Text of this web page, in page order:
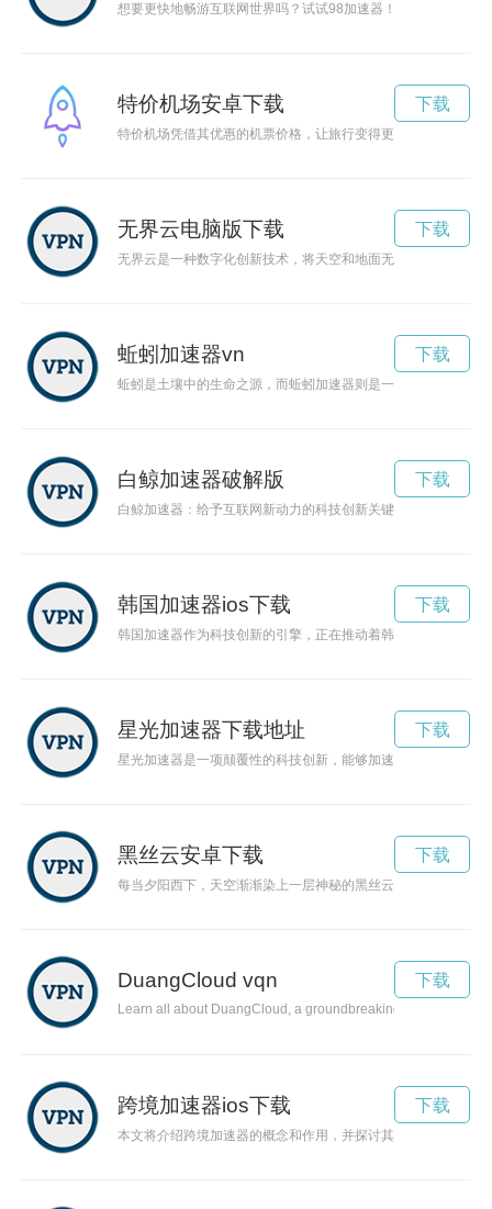
想要更快地畅游互联网世界吗？试试98加速器！它可以帮助您
特价机场安卓下载
特价机场凭借其优惠的机票价格，让旅行变得更加实惠和轻松
下载
无界云电脑版下载
无界云是一种数字化创新技术，将天空和地面无缝连接起来，
下载
蚯蚓加速器vn
蚯蚓是土壤中的生命之源，而蚯蚓加速器则是一种可以加速蚯
下载
白鲸加速器破解版
白鲸加速器：给予互联网新动力的科技创新关键词: 白鲸加速
下载
韩国加速器ios下载
韩国加速器作为科技创新的引擎，正在推动着韩国的创新发展
下载
星光加速器下载地址
星光加速器是一项颠覆性的科技创新，能够加速星光传播，提
下载
黑丝云安卓下载
每当夕阳西下，天空渐渐染上一层神秘的黑丝云，仿佛是大自
下载
DuangCloud vqn
Learn all about DuangCloud, a groundbreaking cloud
下载
跨境加速器ios下载
本文将介绍跨境加速器的概念和作用，并探讨其如何成为推动
下载